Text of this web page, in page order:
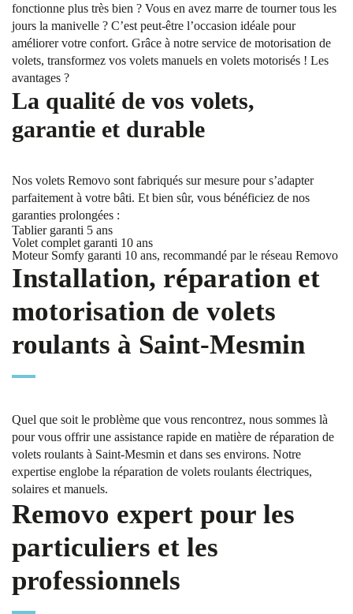
fonctionne plus très bien ? Vous en avez marre de tourner tous les
jours la manivelle ? C’est peut-être l’occasion idéale pour
améliorer votre confort. Grâce à notre service de motorisation de
volets, transformez vos volets manuels en volets motorisés ! Les
avantages ?
La qualité de vos volets,
garantie et durable
Nos volets Removo sont fabriqués sur mesure pour s’adapter
parfaitement à votre bâti. Et bien sûr, vous bénéficiez de nos
garanties prolongées :
Tablier garanti 5 ans
Volet complet garanti 10 ans
Moteur Somfy garanti 10 ans, recommandé par le réseau Removo
Installation, réparation et
motorisation de volets
roulants à Saint-Mesmin
Quel que soit le problème que vous rencontrez, nous sommes là
pour vous offrir une assistance rapide en matière de réparation de
volets roulants à Saint-Mesmin et dans ses environs. Notre
expertise englobe la réparation de volets roulants électriques,
solaires et manuels.
Removo expert pour les
particuliers et les
professionnels